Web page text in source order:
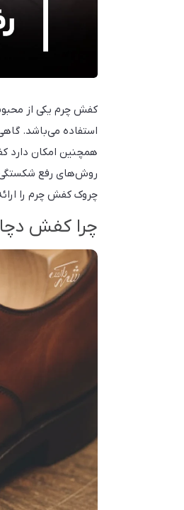
کفش چرم یکی از
استفاده می‌باشد.
همچنین امکان دارد
روش‌های رفع شکستگی
چروک کفش چرم را
چرا کفش